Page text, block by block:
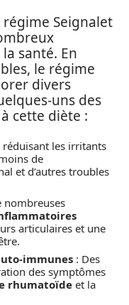
Seignalet
santé. En
le régime
divers
uns des
cette diète :
réduisant les irritants
de
et d’autres troubles
nombreuses
articulaires et une
immunes : Des
des symptômes
rhumatoïde et la